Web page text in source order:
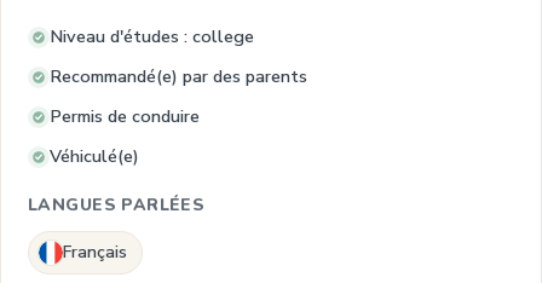
Niveau d'études : college
Recommandé(e) par des parents
Permis de conduire
Véhiculé(e)
LANGUES PARLÉES
Français